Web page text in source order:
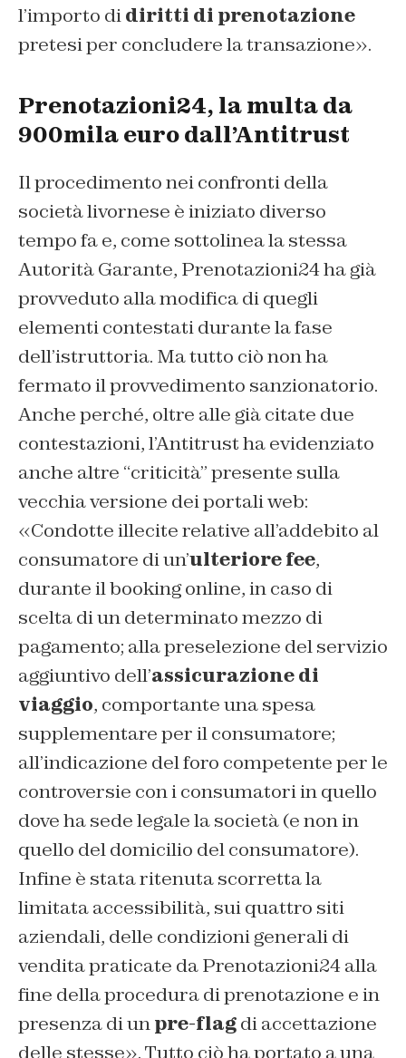
l’importo didiritti di prenotazione
pretesi per concludere la transazione».
Prenotazioni24, la multa da
900mila euro dall’Antitrust
Il procedimento nei confronti della
società livornese è iniziato diverso
tempo fa e, come sottolinea la stessa
Autorità Garante, Prenotazioni24 ha già
provveduto alla modifica di quegli
elementi contestati durante la fase
dell’istruttoria. Ma tutto ciò non ha
fermato il provvedimento sanzionatorio.
Anche perché, oltre alle già citate due
contestazioni, l’Antitrust ha evidenziato
anche altre “criticità” presente sulla
vecchia versione dei portali web:
«Condotte illecite relative all’addebito al
consumatore di un’ulteriorefee,
durante ilbooking online, in caso di
scelta di un determinato mezzo di
pagamento; alla preselezione del servizio
aggiuntivo dell’assicurazione di
viaggio, comportante una spesa
supplementare per il consumatore;
all’indicazione del foro competente per le
controversie con i consumatori in quello
dove ha sede legale la società (e non in
quello del domicilio del consumatore).
Infine è stata ritenuta scorretta la
limitata accessibilità, sui quattro siti
aziendali, delle condizioni generali di
vendita praticate da Prenotazioni24 alla
fine della procedura di prenotazione e in
presenza di unpre-flagdi accettazione
delle stesse». Tutto ciò ha portato a una